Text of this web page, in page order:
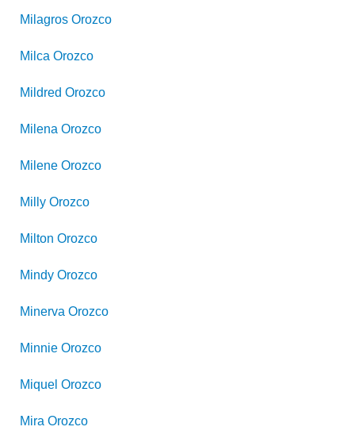
Milagros Orozco
Milca Orozco
Mildred Orozco
Milena Orozco
Milene Orozco
Milly Orozco
Milton Orozco
Mindy Orozco
Minerva Orozco
Minnie Orozco
Miquel Orozco
Mira Orozco